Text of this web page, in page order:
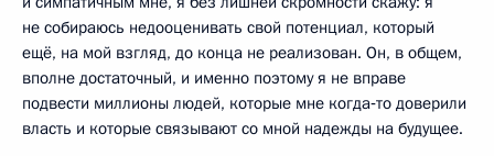
не собираюсь недооценивать свой потенциал, который
ещё, на мой взгляд, до конца не реализован. Он, в общем,
вполне достаточный, и именно поэтому я не вправе
подвести миллионы людей, которые мне когда‑то доверили
власть и которые связывают со мной надежды на будущее.